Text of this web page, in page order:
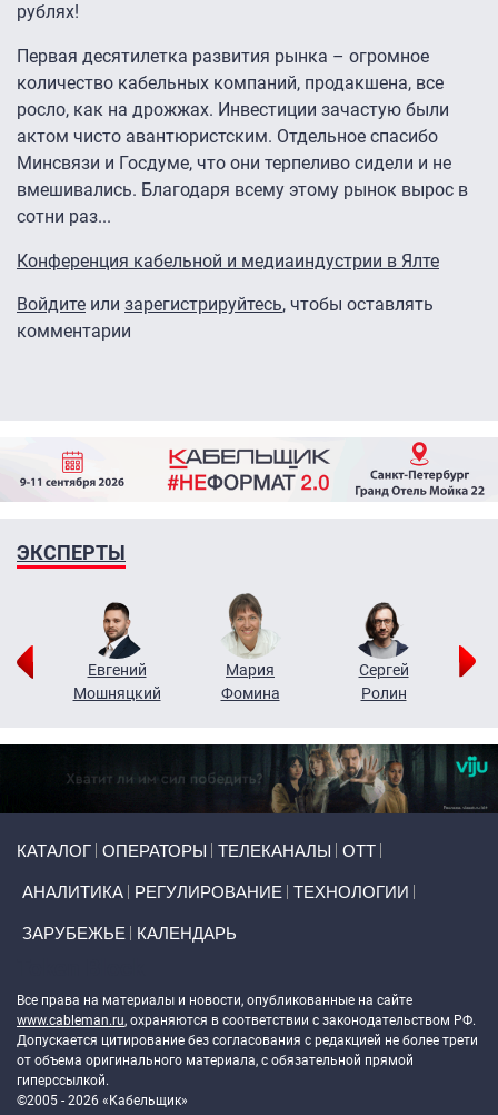
рублях!
Первая десятилетка развития рынка – огромное
количество кабельных компаний, продакшена, все
росло, как на дрожжах. Инвестиции зачастую были
актом чисто авантюристским. Отдельное спасибо
Минсвязи и Госдуме, что они терпеливо сидели и не
вмешивались. Благодаря всему этому рынок вырос в
сотни раз...
Конференция кабельной и медиаиндустрии в Ялте
Войдите или зарегистрируйтесь, чтобы оставлять
комментарии
ЭКСПЕРТЫ
Евгений
Мошняцкий
Мария
Фомина
Сергей
Ролин
КАТАЛОГ ОПЕРАТОРЫ ТЕЛЕКАНАЛЫ ОТТ
АНАЛИТИКА РЕГУЛИРОВАНИЕ ТЕХНОЛОГИИ
ЗАРУБЕЖЬЕ КАЛЕНДАРЬ
Все права на материалы и новости, опубликованные на сайте
www.cableman.ru, охраняются в соответствии с законодательством РФ.
Допускается цитирование без согласования с редакцией не более трети
от объема оригинального материала, с обязательной прямой
гиперссылкой.
©2005 - 2026 «Кабельщик»